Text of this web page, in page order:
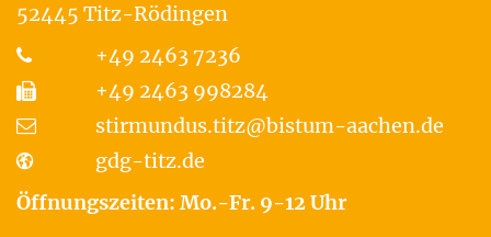
52445 Titz-Rödingen
+49 2463 7236
+49 2463 998284
stirmundus.titz@bistum-aachen.de
gdg-titz.de
Öffnungszeiten: Mo.-Fr. 9-12 Uhr